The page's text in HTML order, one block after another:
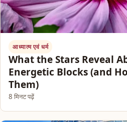
आध्यात्म एवं धर्म
What the Stars Reveal
Energetic Blocks (and
Them)
8 मिनट पढ़ें